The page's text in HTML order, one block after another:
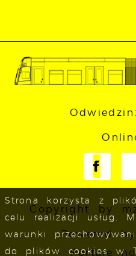
Copyright by
Powered
- Portale
Strona korzysta z
celu realizacji usług.
warunki
do plików cookies w